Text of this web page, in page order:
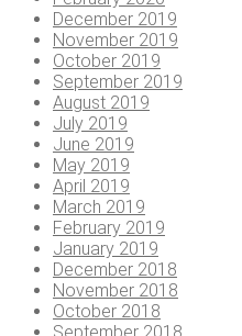
December 2019
November 2019
October 2019
September 2019
August 2019
July 2019
June 2019
May 2019
April 2019
March 2019
February 2019
January 2019
December 2018
November 2018
October 2018